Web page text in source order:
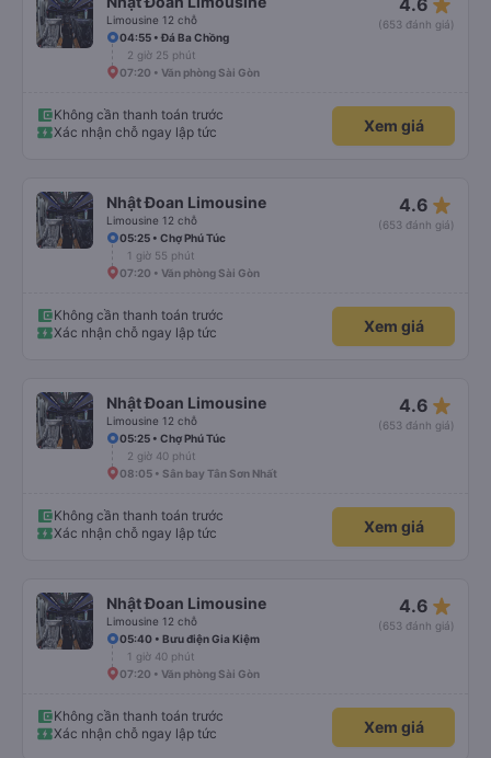
Limousine 12 chỗ
4.6
(653 đánh giá)
04:55 • Đá Ba Chồng
2 giờ 25 phút
07:20 • Văn phòng Sài Gòn
Không cần thanh toán trước
Xác nhận chỗ ngay lập tức
Xem giá
Nhật Đoan Limousine
Limousine 12 chỗ
4.6 star_rate
(653 đánh giá)
05:25 • Chợ Phú Túc
1 giờ 55 phút
07:20 • Văn phòng Sài Gòn
Không cần thanh toán trước
Xác nhận chỗ ngay lập tức
Xem giá
Nhật Đoan Limousine
Limousine 12 chỗ
4.6 star_rate
(653 đánh giá)
05:25 • Chợ Phú Túc
2 giờ 40 phút
08:05 • Sân bay Tân Sơn Nhất
Không cần thanh toán trước
Xác nhận chỗ ngay lập tức
Xem giá
Nhật Đoan Limousine
Limousine 12 chỗ
4.6 star_rate
(653 đánh giá)
05:40 • Bưu điện Gia Kiệm
1 giờ 40 phút
07:20 • Văn phòng Sài Gòn
Không cần thanh toán trước
Xác nhận chỗ ngay lập tức
Xem giá